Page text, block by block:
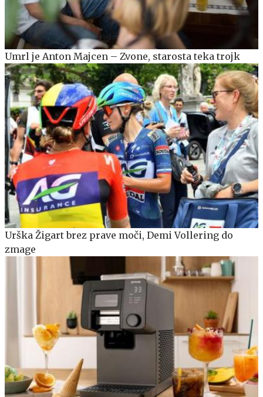
Umrl je Anton Majcen – Zvone, starosta teka trojk
Urška Žigart brez prave moči, Demi Vollering do
zmage